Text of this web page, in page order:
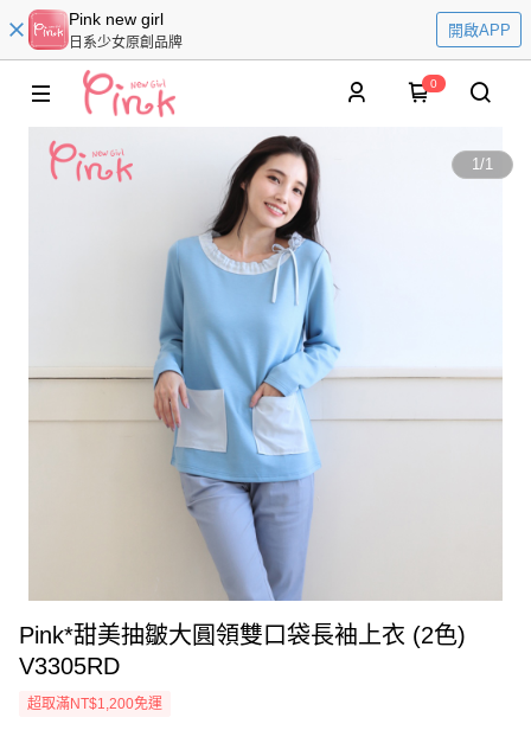
Pink new girl
日系少女原創品牌
開啟APP
0
1/1
Pink*甜美抽皺大圓領雙口袋長袖上衣 (2色)
V3305RD
超取滿NT$1,200免運